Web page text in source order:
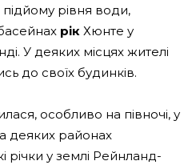
рівня води,
рік Хюнте у
У деяких місцях жителі
до своїх будинків.
особливо на півночі, у
деяких районах
річки у землі Рейнланд-